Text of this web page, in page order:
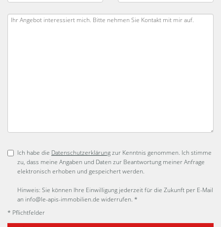
Ich habe die Datenschutzerklärungzur Kenntnis genommen. Ich stimme
zu, dass meine Angaben und Daten zur Beantwortung meiner Anfrage
elektronisch erhoben und gespeichert werden.
Hinweis: Sie können Ihre Einwilligung jederzeit für die Zukunft per E-Mail
an info@le-apis-immobilien.de widerrufen. *
* Pflichtfelder